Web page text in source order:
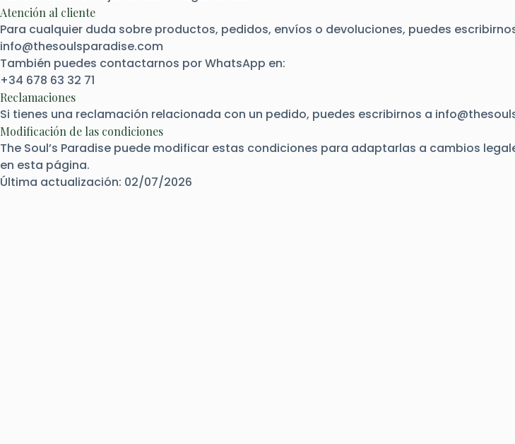
Atención al cliente
Para cualquier duda sobre productos, pedidos, envíos o devoluciones, puedes
info@thesoulsparadise.com
También puedes contactarnos por WhatsApp en:
+34 678 63 32 71
Reclamaciones
Si tienes una reclamación relacionada con un pedido, puedes escribirnos a
Modificación de las condiciones
The Soul’s Paradise puede modificar estas condiciones para adaptarlas a cambios
en esta página.
Última actualización: 02/07/2026